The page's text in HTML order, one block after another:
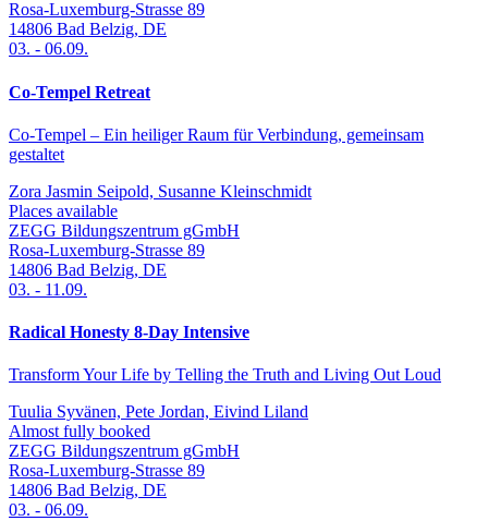
Rosa-Luxemburg-Strasse 89
14806 Bad Belzig, DE
03. - 06.09.
Co-Tempel Retreat
Co-Tempel – Ein heiliger Raum für Verbindung, gemeinsam
gestaltet
Zora Jasmin Seipold, Susanne Kleinschmidt
Places available
ZEGG Bildungszentrum gGmbH
Rosa-Luxemburg-Strasse 89
14806 Bad Belzig, DE
03. - 11.09.
Radical Honesty 8-Day Intensive
Transform Your Life by Telling the Truth and Living Out Loud
Tuulia Syvänen, Pete Jordan, Eivind Liland
Almost fully booked
ZEGG Bildungszentrum gGmbH
Rosa-Luxemburg-Strasse 89
14806 Bad Belzig, DE
03. - 06.09.